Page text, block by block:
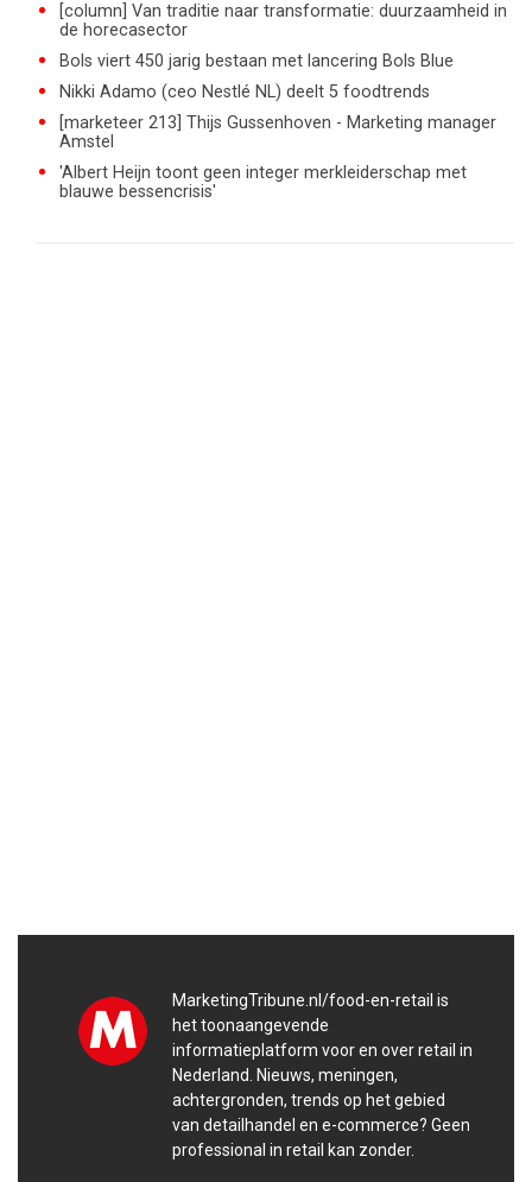
[column] Van traditie naar transformatie: duurzaamheid in
de horecasector
Bols viert 450 jarig bestaan met lancering Bols Blue
Nikki Adamo (ceo Nestlé NL) deelt 5 foodtrends
[marketeer 213] Thijs Gussenhoven - Marketing manager
Amstel
'Albert Heijn toont geen integer merkleiderschap met
blauwe bessencrisis'
MarketingTribune.nl/food-en-retail is
het toonaangevende
informatieplatform voor en over retail in
Nederland. Nieuws, meningen,
achtergronden, trends op het gebied
van detailhandel en e-commerce? Geen
professional in retail kan zonder.